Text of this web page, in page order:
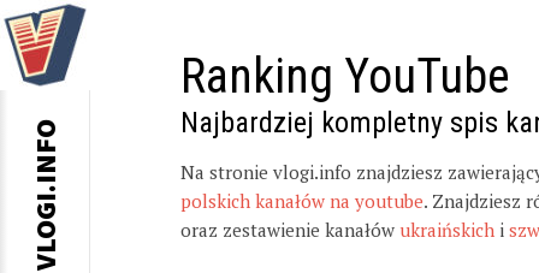
Ranking YouTube
Najbardziej kompletny spis
Na stronie vlogi.info znajdziesz
polskich kanałów na youtube. Znajdziesz
oraz zestawienie kanałów ukraińskich i
VLOGI.INFO